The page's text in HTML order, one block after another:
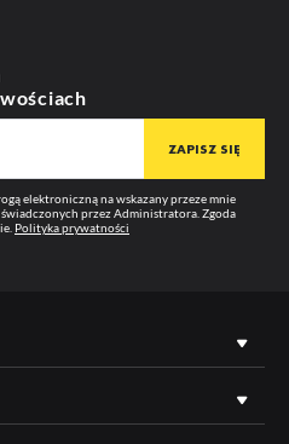
elektroniczną na wskazany przeze mnie
przez Administratora. Zgoda
Polityka prywatności